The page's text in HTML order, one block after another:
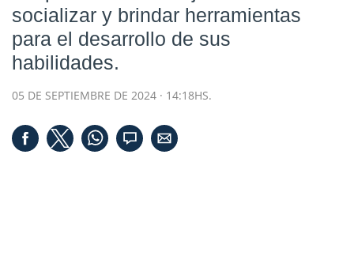
socializar y brindar herramientas
para el desarrollo de sus
habilidades.
05 DE SEPTIEMBRE DE 2024 · 14:18HS.